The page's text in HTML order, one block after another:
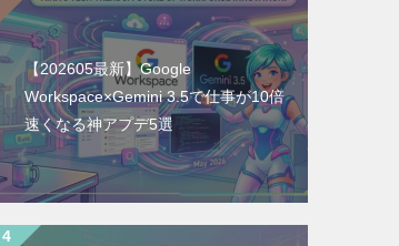
【202605最新】Google
Workspace×Gemini 3.5で仕事が10倍
速くなる神アプデ5選